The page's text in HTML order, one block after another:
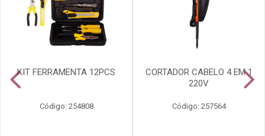
KIT FERRAMENTA 12PCS
Código: 254808
CORTADOR CABELO 4 EM 1
220V
Código: 257564